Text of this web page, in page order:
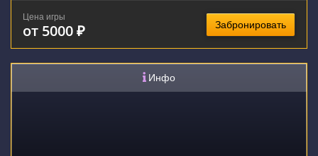
Цена игры
от 5000 ₽ Забронировать
Инфо